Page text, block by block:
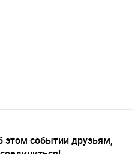
этом событии друзьям,